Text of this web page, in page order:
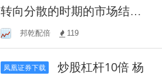
转向分散的时期的市场结构
中，资金规模趋于稳定
邦乾配倍 119
凤凰证券下载
炒股杠杆10倍 杨